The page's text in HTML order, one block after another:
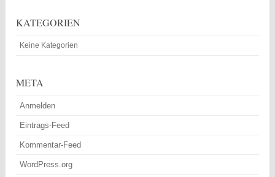
KATEGORIEN
Keine Kategorien
META
Anmelden
Eintrags-Feed
Kommentar-Feed
WordPress.org